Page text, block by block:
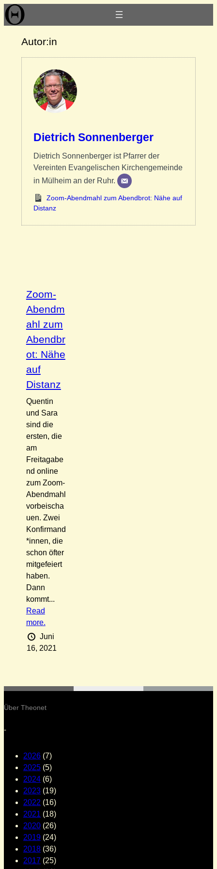
Autor:in
Dietrich Sonnenberger
Dietrich Sonnenberger ist Pfarrer der
Vereinten Evangelischen Kirchengemeinde
in Mülheim an der Ruhr.
Zoom-Abendmahl zum Abendbrot: Nähe auf
Distanz
Zoom-
Abendm
ahl zum
Abendbr
ot: Nähe
auf
Distanz
Quentin
und Sara
sind die
ersten, die
am
Freitagabe
nd online
zum Zoom-
Abendmahl
vorbeischa
uen. Zwei
Konfirmand
*innen, die
schon öfter
mitgefeiert
haben.
Dann
kommt...
Read
more.
Juni
16, 2021
Über Theonet
-
2026 (7)
2025 (5)
2024 (6)
2023 (19)
2022 (16)
2021 (18)
2020 (26)
2019 (24)
2018 (36)
2017 (25)